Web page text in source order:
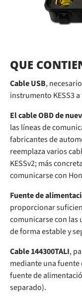
QUE
Cable USB,
instrumento KESS3 a
El cable OBD de
las líneas de
fabricantes de
reemplaza varios
KESSv2; más
comunicarse con
Fuente de
proporcionar
comunicarse con
de forma estable y
Cable 144300TALI,
mediante una
fuente de
separado).